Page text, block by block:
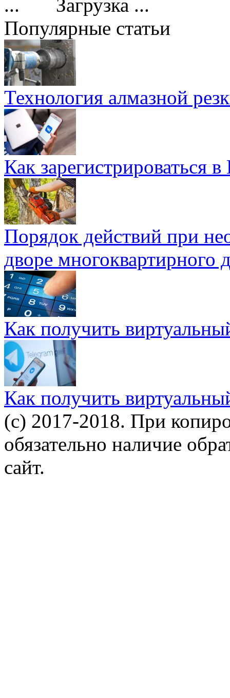
Загрузка ...
Популярные статьи
Технология алмазной
Как зарегистрироваться
Порядок действий при
дворе многоквартирного
Как получить
Как получить
(c) 2017-2018. При
обязательно наличие
сайт.